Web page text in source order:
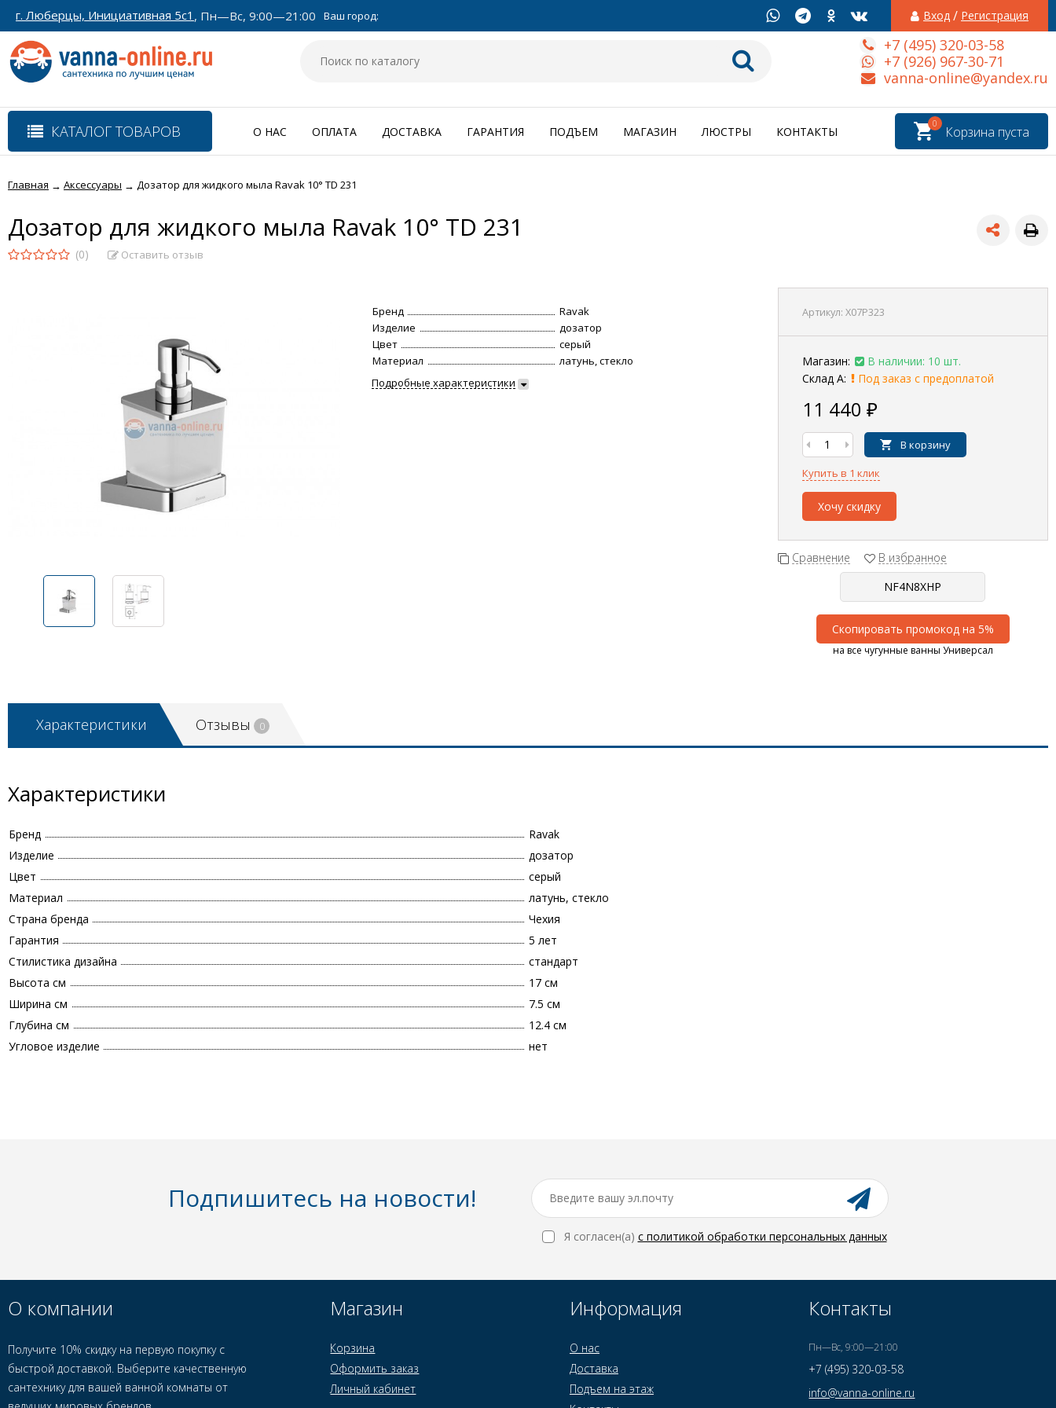
г. Люберцы, Инициативная 5с1 , Пн—Вс, 9:00—21:00 Ваш город: Вход / Регистрация
+7 (495) 320-03-58
+7 (926) 967-30-71
vanna-online@yandex.ru
КАТАЛОГ ТОВАРОВ Корзина пуста
0
О НАС ОПЛАТА ДОСТАВКА ГАРАНТИЯ ПОДЪЕМ МАГАЗИН ЛЮСТРЫ КОНТАКТЫ
Главная → Аксессуары → Дозатор для жидкого мыла Ravak 10° TD 231
Дозатор для жидкого мыла Ravak 10° TD 231
(0) Оставить отзыв
Артикул: X07P323
Магазин:
В наличии: 10 шт.
Склад А:
Под заказ с предоплатой
11 440 ₽
В корзину
Купить в 1 клик
Хочу скидку
Сравнение В избранное
Скопировать промокод на 5%
на все чугунные ванны Универсал
Бренд
Ravak
Изделие
дозатор
Цвет
серый
Материал
латунь, стекло
Подробные характеристики
Характеристики Отзывы 0
Характеристики
Бренд
Ravak
Изделие
дозатор
Цвет
серый
Материал
латунь, стекло
Страна бренда
Чехия
Гарантия
5 лет
Стилистика дизайна
стандарт
Высота см
17 см
Ширина см
7.5 см
Глубина см
12.4 см
Угловое изделие
нет
Подпишитесь на новости!
Я согласен(a) с политикой обработки персональных данных
О компании
Получите 10% скидку на первую покупку с
быстрой доставкой. Выберите качественную
сантехнику для вашей ванной комнаты от
Магазин
Корзина
Оформить заказ
Личный кабинет
Информация
О нас
Доставка
Подъем на этаж
Контакты
Пн—Вс, 9:00—21:00
+7 (495) 320-03-58
info@vanna-online.ru